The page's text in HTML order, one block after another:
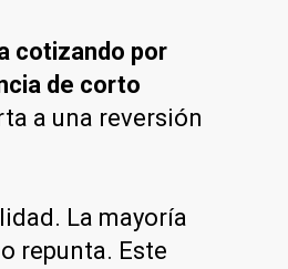
cotizando por
de corto
a una reversión
La mayoría
repunta. Este